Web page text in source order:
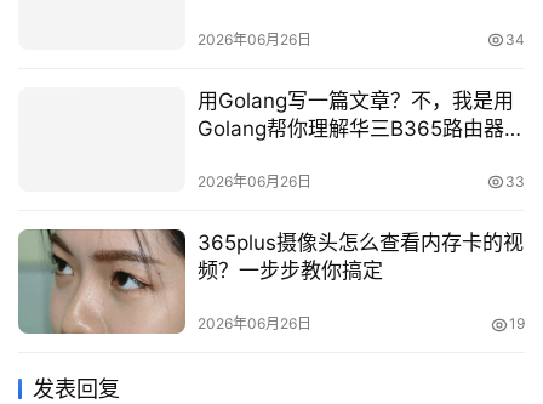
2026年06月26日 34
用Golang写一篇文章？不，我是用
Golang帮你理解华三B365路由器组
2026年06月26日 33
365plus摄像头怎么查看内存卡的视
频？一步步教你搞定
2026年06月26日 19
发表回复